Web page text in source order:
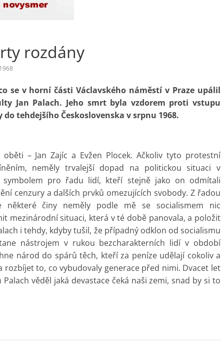
rozdány
1968
se v horní části Václavského náměstí v Praze upálil
Jan Palach. Jeho smrt byla vzdorem proti vstupu
tehdejšího Československa v srpnu 1968.
– Jan Zajíc a Evžen Plocek. Ačkoliv tyto protestní
neměly trvalejší dopad na politickou situaci v
symbolem pro řadu lidí, kteří stejně jako on odmítali
cenzury a dalších prvků omezujících svobody. Z řadou
některé činy neměly podle mě se socialismem nic
mezinárodní situaci, která v té době panovala, a položit
i tehdy, kdyby tušil, že případný odklon od socialismu
nástrojem v rukou bezcharakterních lidí v období
národ do spárů těch, kteří za peníze udělají cokoliv a
to, co vybudovaly generace před nimi. Dvacet let
věděl jaká devastace čeká naši zemi, snad by si to